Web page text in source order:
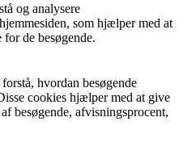
og analysere
som hjælper med at
de besøgende.
hvordan besøgende
cookies hjælper med at give
besøgende, afvisningsprocent,